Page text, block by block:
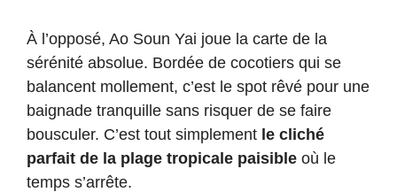
À l’opposé, Ao Soun Yai joue la carte de la
sérénité absolue. Bordée de cocotiers qui se
balancent mollement, c’est le spot rêvé pour une
baignade tranquille sans risquer de se faire
bousculer. C’est tout simplement le cliché
parfait de la plage tropicale paisible où le
temps s’arrête.